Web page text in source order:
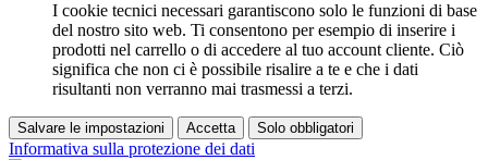
I cookie tecnici necessari garantiscono solo le funzioni di base
del nostro sito web. Ti consentono per esempio di inserire i
prodotti nel carrello o di accedere al tuo account cliente. Ciò
significa che non ci è possibile risalire a te e che i dati
risultanti non verranno mai trasmessi a terzi.
Salvare le impostazioni Accetta Solo obbligatori
Informativa sulla protezione dei dati